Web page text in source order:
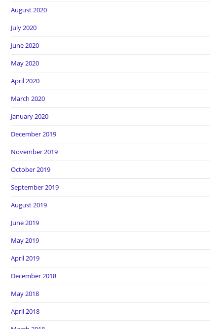
August 2020
July 2020
June 2020
May 2020
April 2020
March 2020
January 2020
December 2019
November 2019
October 2019
September 2019
August 2019
June 2019
May 2019
April 2019
December 2018
May 2018
April 2018